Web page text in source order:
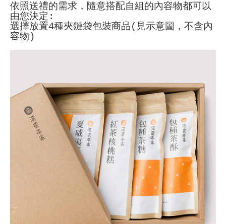
依照送禮的需求，隨意搭配自組的內容物都可以
由您決定:
選擇放置4種夾鏈袋包裝商品(見示意圖，不含內
容物)